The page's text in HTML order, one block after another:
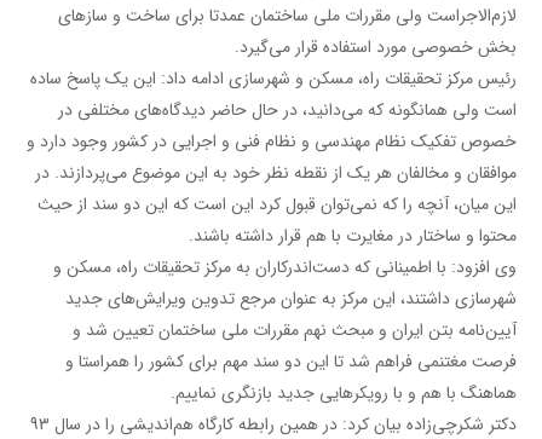
لازم‌الاجراست ولی مقررات ملی ساختمان عمدتا برای ساخت و سازهای
بخش خصوصی مورد استفاده قرار می‌گیرد.
رئیس مرکز تحقیقات راه، مسکن و شهرسازی ادامه داد: این یک پاسخ ساده
است ولی همانگونه که می‌دانید،‌ در حال حاضر دیدگاه‌های مختلفی در
خصوص تفکیک نظام مهندسی و نظام فنی و اجرایی در کشور وجود دارد و
موافقان و مخالفان هر یک از نقطه نظر خود به این موضوع می‌پردازند. در
این میان، آنچه را که نمی‌توان قبول کرد این است که این دو سند از حیث
محتوا و ساختار در مغایرت با هم قرار داشته باشند.
وی افزود: با اطمینانی که دست‌اندرکاران به مرکز تحقیقات راه، مسکن و
شهرسازی داشتند، این مرکز به عنوان مرجع تدوین ویرایش‌های جدید
آیین‌نامه بتن ایران و مبحث نهم مقررات ملی ساختمان تعیین شد و
فرصت مغتنمی فراهم شد تا این دو سند مهم برای کشور را همراستا و
هماهنگ با هم و با رویکرهایی جدید بازنگری نماییم.
دکتر شکرچی‌زاده بیان کرد: در همین رابطه کارگاه هم‌اندیشی را در سال 93